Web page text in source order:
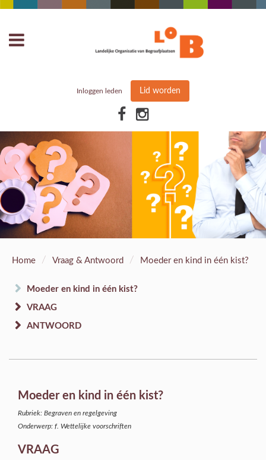
Inloggen leden Lid worden
Home / Vraag & Antwoord / Moeder en kind in één kist?
Moeder en kind in één kist?
VRAAG
ANTWOORD
Moeder en kind in één kist?
Rubriek: Begraven en regelgeving
Onderwerp: f. Wettelijke voorschriften
VRAAG